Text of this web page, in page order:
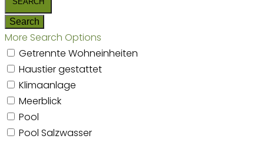
More Search Options
Getrennte Wohneinheiten
Haustier gestattet
Klimaanlage
Meerblick
Pool
Pool Salzwasser